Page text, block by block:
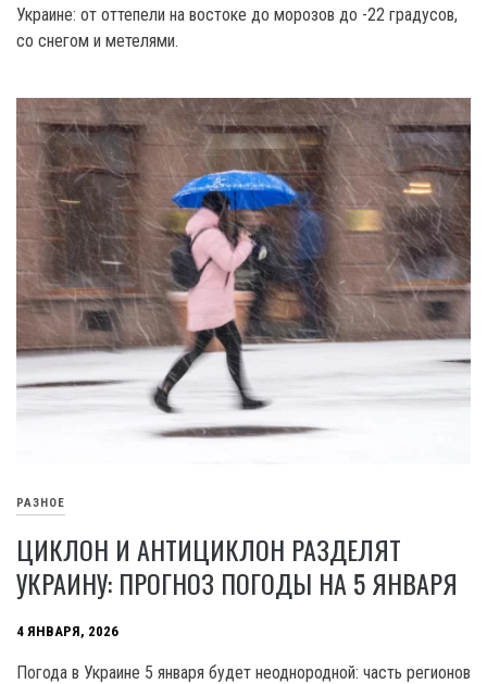
Украине: от оттепели на востоке до морозов до -22 градусов,
со снегом и метелями.
РАЗНОЕ
ЦИКЛОН И АНТИЦИКЛОН РАЗДЕЛЯТ
УКРАИНУ: ПРОГНОЗ ПОГОДЫ НА 5 ЯНВАРЯ
4 ЯНВАРЯ, 2026
Погода в Украине 5 января будет неоднородной: часть регионов